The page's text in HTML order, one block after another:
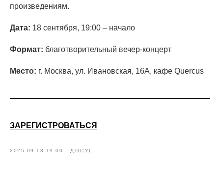
произведениям.
Дата: 18 сентября, 19:00 – начало
Формат: благотворительный вечер-концерт
Место: г. Москва, ул. Ивановская, 16А, кафе Quercus
ЗАРЕГИСТРОВАТЬСЯ
2025-09-18 19:00 ДОСУГ